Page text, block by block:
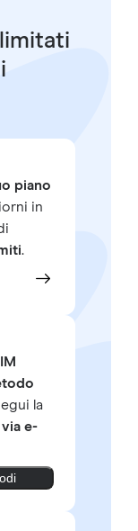
piano
in
.
la
e-